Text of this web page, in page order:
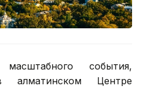
события,
Центре